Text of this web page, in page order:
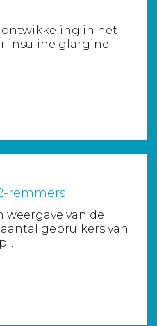
ontwikkeling in het
insuline glargine
remmers
weergave van de
gebruikers van